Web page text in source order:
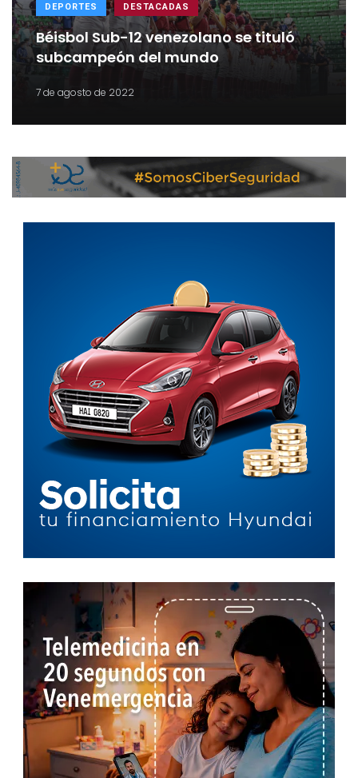
DEPORTES DESTACADAS
Béisbol Sub-12 venezolano se tituló
subcampeón del mundo
7 de agosto de 2022